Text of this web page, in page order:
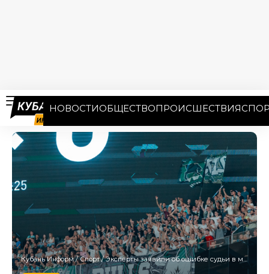
НОВОСТИОБЩЕСТВОПРОИСШЕСТВИЯ
Кубань Информ/Спорт/Эксперты заявили об ошибке судьи в матче «Краснодар» – «Зенит»